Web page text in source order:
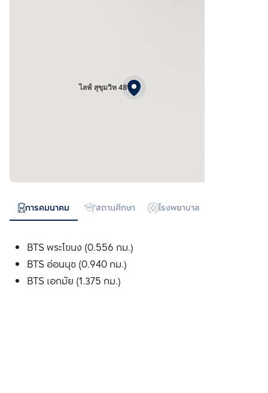
ไลฟ์ สุขุมวิท 48
การคมนาคม สถานศึกษา โรงพยาบาล
BTS พระโขนง (0.556 กม.)
BTS อ่อนนุช (0.940 กม.)
BTS เอกมัย (1.375 กม.)